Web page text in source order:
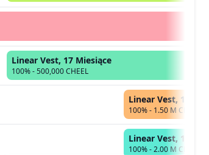
Linear Vest, 17 Miesiące
100% - 500,000 CHEEL
Linear Vest, 17
100% - 1.50 M CHEEL
Linear Vest, 17
100% - 2.00 M CHEEL